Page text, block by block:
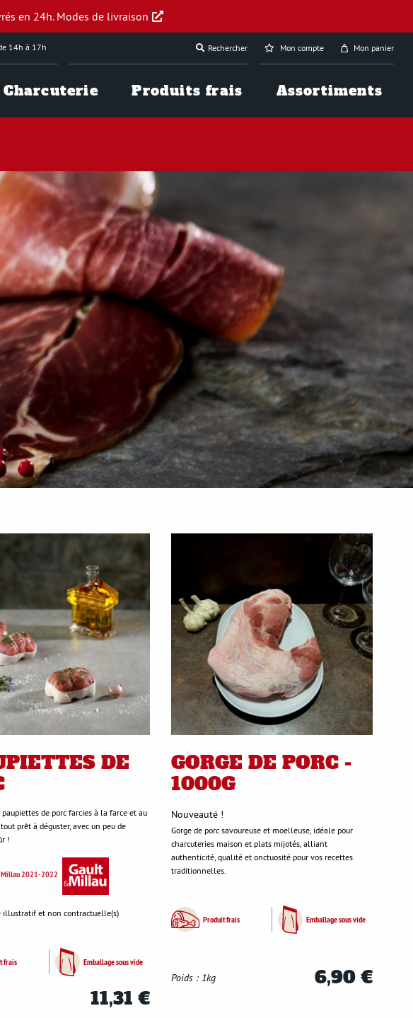
en 24h. Modes de livraison
14h à 17h Rechercher Mon compte Mon panier
Charcuterie Produits frais Assortiments
DE
paupiettes de porc farcies à la farce et au
prêt à déguster, avec un peu de
!
Millau 2021-2022
illustratif et non contractuelle(s)
frais Emballage sous vide
11,31 €
GORGE DE PORC -
1000G
Nouveauté !
Gorge de porc savoureuse et moelleuse, idéale pour
charcuteries maison et plats mijotés, alliant
authenticité, qualité et onctuosité pour vos recettes
traditionnelles.
Produit frais Emballage sous vide
Poids : 1kg 6,90 €